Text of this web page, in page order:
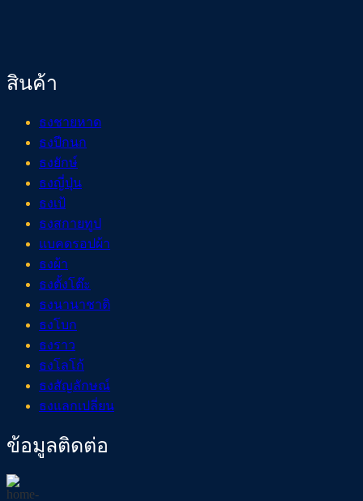
สินค้า
ธงชายหาด
ธงปีกนก
ธงยักษ์
ธงญี่ปุ่น
ธงเป้
ธงสกายทูป
แบคดรอปผ้า
ธงผ้า
ธงตั้งโต๊ะ
ธงนานาชาติ
ธงโบก
ธงราว
ธงโลโก้
ธงสัญลักษณ์
ธงแลกเปลี่ยน
ข้อมูลติดต่อ